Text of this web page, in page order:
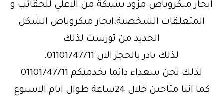
ايجار ميكروباص مزود بشبكة من الاعلي للحقائب و
المتعلقات الشخصية،ايجار ميكروباص الشكل
الجديد من تورست لذلك
لذلك بادر بالحجز الان 01101747711.
لذلك نحن سعداء دائما بخدمتكم 01101747711
كما اننا متاحين خلال 24ساعة طوال ايام الاسبوع